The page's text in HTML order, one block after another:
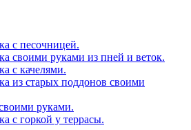
с песочницей.
своими руками из пней и веток.
с качелями.
из старых поддонов своими
руками.
с горкой у террасы.